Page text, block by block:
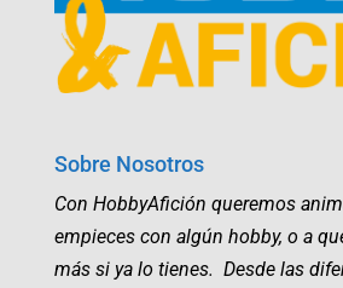
Sobre Nosotros
Con HobbyAfición queremos
empieces con algún hobby, o a
más si ya lo tienes. Desde las